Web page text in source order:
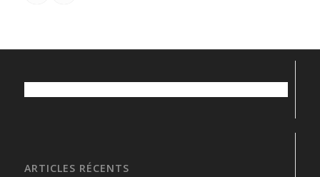
ARTICLES RÉCENTS